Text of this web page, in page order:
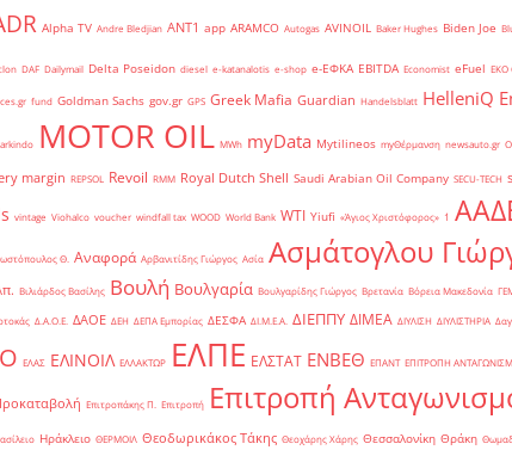
Alpha TV Andre Bledjian ANT1 app ARAMCO Autogas AVINOIL Baker Hughes Biden Joe
DAF Dailymail Delta Poseidon diesel e-katanalotis e-shop e-ΕΦΚΑ EBITDA Economist eFuel EKO
fund Goldman Sachs gov.gr GPS Greek Mafia Guardian Handelsblatt HelleniQ
MOTOR OIL MWh myData Mytilineos myΘέρμανση newsauto.gr
margin REPSOL Revoil RMM Royal Dutch Shell Saudi Arabian Oil Company SECU-TECH
vintage Viohalco voucher windfall tax WOOD World Bank WTI Yiufi «Άγιος Χριστόφορος» ΄1
Θ. Αναφορά Αρβανιτίδης Γιώργος Ασία Ασμάτογλου
Βιλιάρδος Βασίλης Βουλή Βουλγαρία Βουλγαρίδης Γιώργος Βρετανία Βόρεια Μακεδονία
Δ.Α.Ο.Ε. ΔΑΟΕ ΔΕΗ ΔΕΠΑ Εμπορίας ΔΕΣΦΑ ΔΙ.Μ.Ε.Α. ΔΙΕΠΠΥ ΔΙΜΕΑ ΔΙΥΛΙΣΗ ΔΙΥΛΙΣΤΗΡΙΑ
ΕΛΑΣ ΕΛΙΝΟΙΛ ΕΛΛΑΚΤΩΡ ΕΛΠΕ ΕΛΣΤΑΤ ΕΝΒΕΘ ΕΠΑΝΤ ΕΠΙΤΡΟΠΗ
Επιτροπάκης Π. Επιτροπή Επιτροπή
Ηράκλειο ΘΕΡΜΟΙΛ Θεοδωρικάκος Τάκης Θεοχάρης Χάρης Θεσσαλονίκη Θράκη